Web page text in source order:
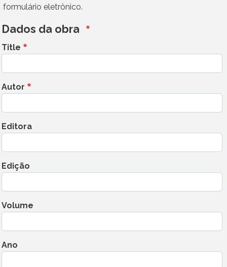
formulário eletrônico.
Dados da obra
Title
Autor
Editora
Edição
Volume
Ano